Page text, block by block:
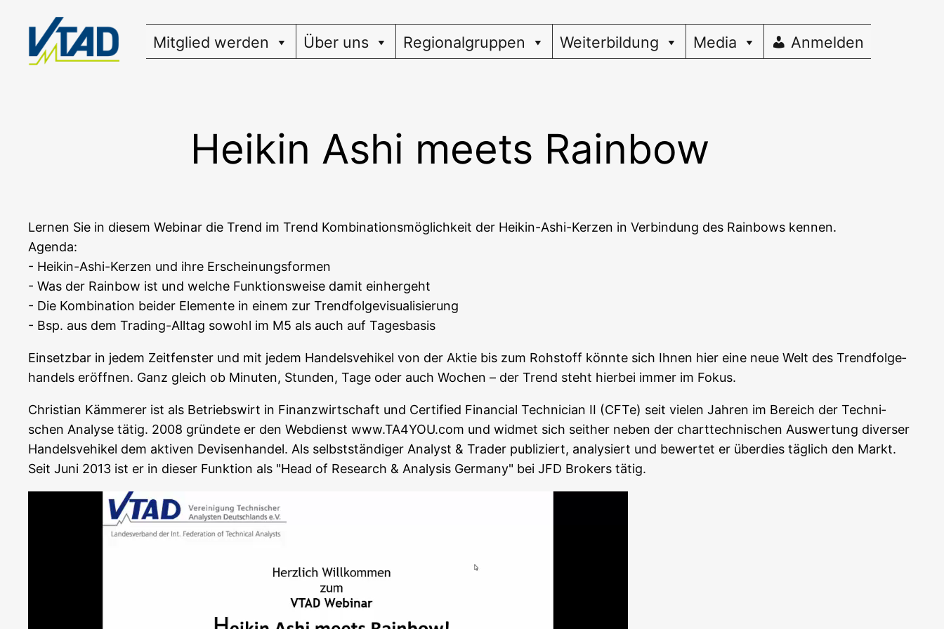
springen
Mitglied werden Über uns Regionalgruppen Weiterbildung Media Anmelden
Heikin Ashi meets Rainbow
Ler­nen Sie in die­sem Web­i­nar die Trend im Trend Kom­bi­na­ti­ons­mög­lich­keit der Hei­kin-Ashi-Ker­zen in Ver­bin­dung des Rain­bows kennen.
Agenda:
- Hei­kin-Ashi-Ker­zen und ihre Erscheinungsformen
- Was der Rain­bow ist und wel­che Funk­ti­ons­wei­se damit einhergeht
- Die Kom­bi­na­ti­on bei­der Ele­men­te in einem zur Trendfolgevisualisierung
- Bsp. aus dem Tra­ding-All­tag sowohl im M5 als auch auf Tagesbasis
Ein­setz­bar in jedem Zeit­fens­ter und mit jedem Han­dels­ve­hi­kel von der Aktie bis zum Roh­stoff könn­te sich Ihnen hier eine neue Welt des Trend­fol­ge­
han­dels eröff­nen. Ganz gleich ob Minu­ten, Stun­den, Tage oder auch Wochen – der Trend steht hier­bei immer im Fokus.
Chris­ti­an Käm­me­rer ist als Betriebs­wirt in Finanz­wirt­schaft und Cer­ti­fied Finan­cial Tech­ni­ci­an II (CFTe) seit vie­len Jah­ren im Bereich der Tech­ni­
schen Ana­ly­se tätig. 2008 grün­de­te er den Web­dienst www.TA4YOU.com und wid­met sich seit­her neben der chart­tech­ni­schen Aus­wer­tung diver­ser
Han­dels­ve­hi­kel dem akti­ven Devi­sen­han­del. Als selbst­stän­di­ger Ana­lyst & Trader publi­ziert, ana­ly­siert und bewer­tet er über­dies täg­lich den Markt.
Seit Juni 2013 ist er in die­ser Funk­ti­on als "Head of Rese­arch & Ana­ly­sis Ger­ma­ny" bei JFD Bro­kers tätig.